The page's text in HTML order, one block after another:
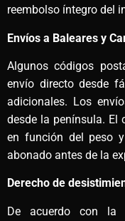
reembolso íntegro del
Envíos a Baleares y
Algunos códigos
envío directo desde
adicionales. Los
desde la península. El
en función del peso
abonado antes de la
Derecho de
De acuerdo con la